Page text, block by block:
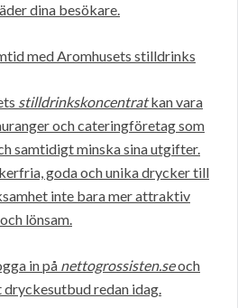
dina besökare.
med Aromhusets stilldrinks
stilldrinkskoncentratkan vara
och cateringföretag som
samtidigt minska sina utgifter.
goda och unika drycker till
inte bara mer attraktiv
lönsam.
in på nettogrossisten.seoch
redan idag.